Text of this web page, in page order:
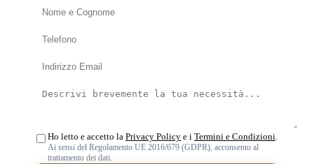
Ho letto e accetto la Privacy Policy e i Termini e Condizioni
Ai sensi del Regolamento UE 2016/679 (GDPR), acconsento al
trattamento dei dati.